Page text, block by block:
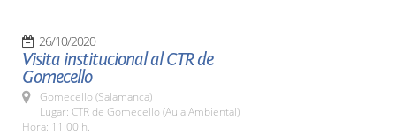
26/10/2020
Visita institucional al CTR de
Gomecello
Gomecello (Salamanca)
Lugar: CTR de Gomecello (Aula Ambiental)
Hora: 11:00 h.